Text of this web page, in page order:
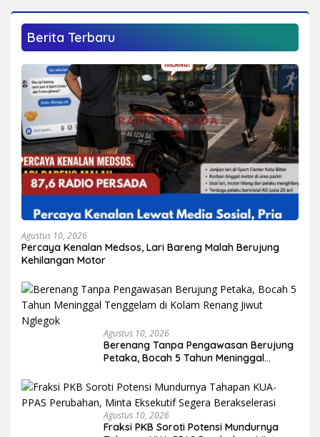
Berita Terbaru
Agustus 10, 2026
Percaya Kenalan Medsos, Lari Bareng Malah Berujung
Kehilangan Motor
Agustus 10, 2026
Berenang Tanpa Pengawasan Berujung
Petaka, Bocah 5 Tahun Meninggal
Nglegok
Agustus 10, 2026
Fraksi PKB Soroti Potensi Mundurnya